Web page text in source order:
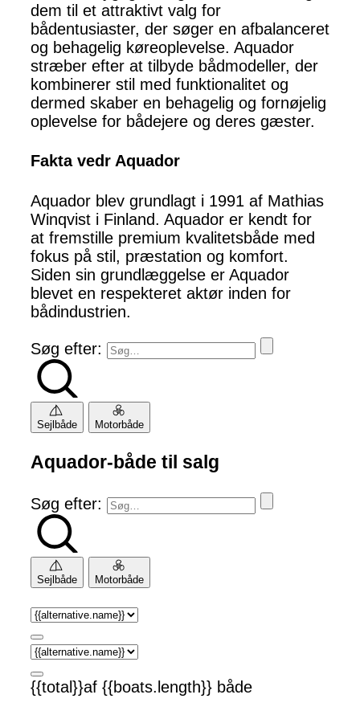
dem til et attraktivt valg for
bådentusiaster, der søger en afbalanceret
og behagelig køreoplevelse. Aquador
stræber efter at tilbyde bådmodeller, der
kombinerer stil med funktionalitet og
dermed skaber en behagelig og fornøjelig
oplevelse for bådejere og deres gæster.
Fakta vedr Aquador
Aquador blev grundlagt i 1991 af Mathias
Winqvist i Finland. Aquador er kendt for
at fremstille premium kvalitetsbåde med
fokus på stil, præstation og komfort.
Siden sin grundlæggelse er Aquador
blevet en respekteret aktør inden for
bådindustrien.
Søg efter:
Sejlbåde Motorbåde
Aquador-både til salg
Søg efter:
Sejlbåde Motorbåde
{{total}}af {{boats.length}} både